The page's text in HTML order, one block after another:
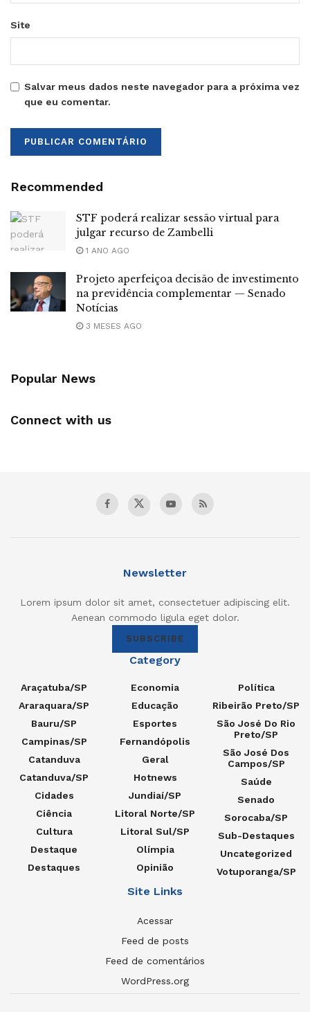
Site
Salvar meus dados neste navegador para a próxima vez
que eu comentar.
Recommended
STF poderá realizar sessão virtual para
julgar recurso de Zambelli
1 ANO AGO
Projeto aperfeiçoa decisão de investimento
na previdência complementar — Senado
Notícias
3 MESES AGO
Popular News
Connect with us
Newsletter
Lorem ipsum dolor sit amet, consectetuer adipiscing elit.
Aenean commodo ligula eget dolor.
SUBSCRIBE
Category
Araçatuba/SP
Araraquara/SP
Bauru/SP
Campinas/SP
Catanduva
Catanduva/SP
Cidades
Ciência
Cultura
Destaque
Destaques
Economia
Educação
Esportes
Fernandópolis
Geral
Hotnews
Jundiaí/SP
Litoral Norte/SP
Litoral Sul/SP
Olímpia
Opinião
Política
Ribeirão Preto/SP
São José Do Rio
Preto/SP
São José Dos
Campos/SP
Saúde
Senado
Sorocaba/SP
Sub-Destaques
Uncategorized
Votuporanga/SP
Site Links
Acessar
Feed de posts
Feed de comentários
WordPress.org